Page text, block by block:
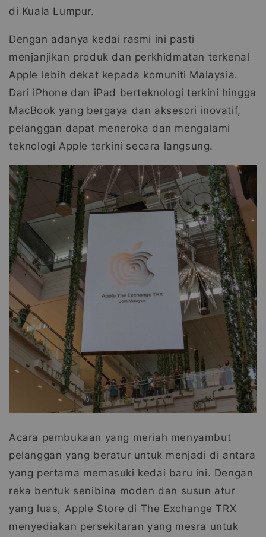
di Kuala Lumpur.
Dengan adanya kedai rasmi ini pasti
menjanjikan produk dan perkhidmatan terkenal
Apple lebih dekat kepada komuniti Malaysia.
Dari iPhone dan iPad berteknologi terkini hingga
MacBook yang bergaya dan aksesori inovatif,
pelanggan dapat meneroka dan mengalami
teknologi Apple terkini secara langsung.
Acara pembukaan yang meriah menyambut
pelanggan yang beratur untuk menjadi di antara
yang pertama memasuki kedai baru ini. Dengan
reka bentuk senibina moden dan susun atur
yang luas, Apple Store di The Exchange TRX
menyediakan persekitaran yang mesra untuk